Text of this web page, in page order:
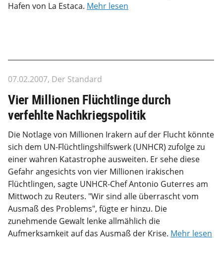
Hafen von La Estaca. Mehr lesen
07.02.2007, Der Standard
Vier Millionen Flüchtlinge durch
verfehlte Nachkriegspolitik
Die Notlage von Millionen Irakern auf der Flucht könnte
sich dem UN-Flüchtlingshilfswerk (UNHCR) zufolge zu
einer wahren Katastrophe ausweiten. Er sehe diese
Gefahr angesichts von vier Millionen irakischen
Flüchtlingen, sagte UNHCR-Chef Antonio Guterres am
Mittwoch zu Reuters. "Wir sind alle überrascht vom
Ausmaß des Problems", fügte er hinzu. Die
zunehmende Gewalt lenke allmählich die
Aufmerksamkeit auf das Ausmaß der Krise. Mehr lesen